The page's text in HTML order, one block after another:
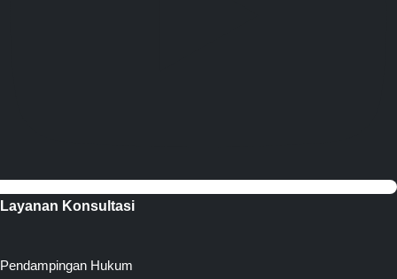
Layanan Konsultasi
Pendampingan Hukum